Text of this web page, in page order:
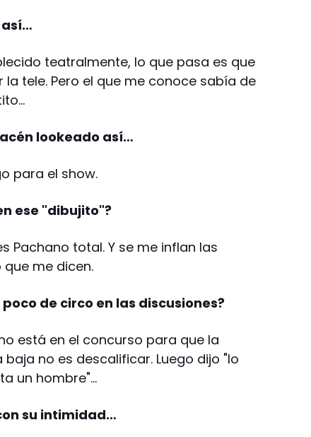
así…
teatralmente, lo que pasa es que
tele. Pero el que me conoce sabía de
lookeado así…
para el show.
ese "dibujito"?
Pachano total. Y se me inflan las
me dicen.
de circo en las discusiones?
está en el concurso para que la
no es descalificar. Luego dijo "lo
un hombre"…
su intimidad…